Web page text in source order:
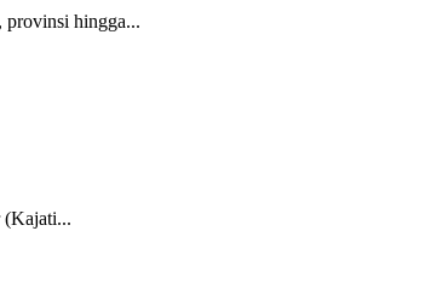
provinsi hingga...
(Kajati...